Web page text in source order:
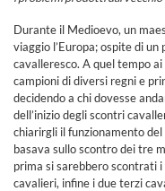
Durante il Medioevo, un
viaggio l’Europa; ospite di
cavalleresco. A quel tempo
campioni di diversi regni e
decidendo a chi dovesse
dell’inizio degli scontri
chiarirgli il funzionamento
basava sullo scontro dei tre
prima si sarebbero scontrati
cavalieri, infine i due terzi